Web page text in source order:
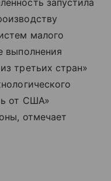
малого
выполнения
третьих стран»
от США»
отмечает